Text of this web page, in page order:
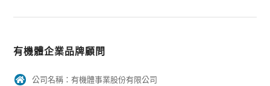
有機體企業品牌顧問
公司名稱：有機體事業股份有限公司